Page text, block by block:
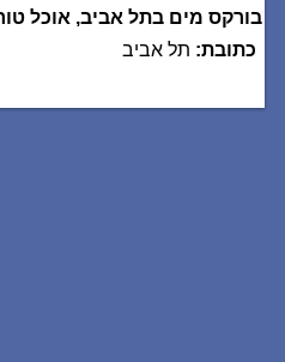
בורקס מים בתל אביב, אוכל
כתובת: תל אביב